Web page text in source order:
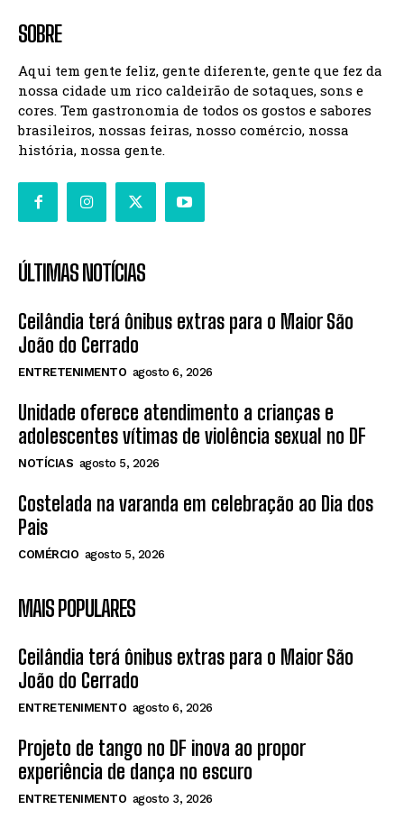
SOBRE
Aqui tem gente feliz, gente diferente, gente que fez da
nossa cidade um rico caldeirão de sotaques, sons e
cores. Tem gastronomia de todos os gostos e sabores
brasileiros, nossas feiras, nosso comércio, nossa
história, nossa gente.
ÚLTIMAS NOTÍCIAS
Ceilândia terá ônibus extras para o Maior São
João do Cerrado
ENTRETENIMENTO agosto 6, 2026
Unidade oferece atendimento a crianças e
adolescentes vítimas de violência sexual no DF
NOTÍCIAS agosto 5, 2026
Costelada na varanda em celebração ao Dia dos
Pais
COMÉRCIO agosto 5, 2026
MAIS POPULARES
Ceilândia terá ônibus extras para o Maior São
João do Cerrado
ENTRETENIMENTO agosto 6, 2026
Projeto de tango no DF inova ao propor
experiência de dança no escuro
ENTRETENIMENTO agosto 3, 2026